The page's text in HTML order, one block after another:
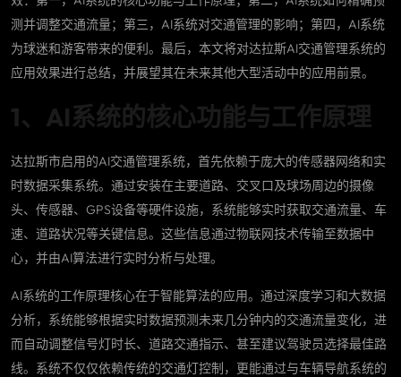
测并调整交通流量；第三，AI系统对交通管理的影响；第四，AI系统
为球迷和游客带来的便利。最后，本文将对达拉斯AI交通管理系统的
应用效果进行总结，并展望其在未来其他大型活动中的应用前景。
1、AI系统的核心功能与工作原理
达拉斯市启用的AI交通管理系统，首先依赖于庞大的传感器网络和实
时数据采集系统。通过安装在主要道路、交叉口及球场周边的摄像
头、传感器、GPS设备等硬件设施，系统能够实时获取交通流量、车
速、道路状况等关键信息。这些信息通过物联网技术传输至数据中
心，并由AI算法进行实时分析与处理。
AI系统的工作原理核心在于智能算法的应用。通过深度学习和大数据
分析，系统能够根据实时数据预测未来几分钟内的交通流量变化，进
而自动调整信号灯时长、道路交通指示、甚至建议驾驶员选择最佳路
线。系统不仅仅依赖传统的交通灯控制，更能通过与车辆导航系统的